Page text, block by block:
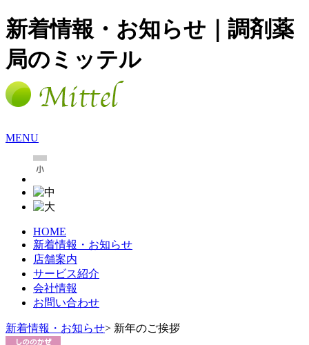
新着情報・お知らせ｜調剤薬
局のミッテル
MENU
HOME
新着情報・お知らせ
店舗案内
サービス紹介
会社情報
お問い合わせ
新着情報・お知らせ> 新年のご挨拶